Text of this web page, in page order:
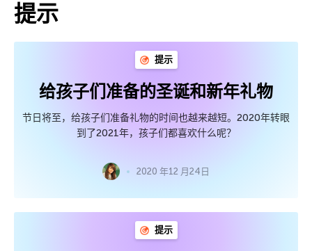
提示
提示
给孩子们准备的圣诞和新年礼物
节日将至，给孩子们准备礼物的时间也越来越短。2020年转眼
到了2021年，孩子们都喜欢什么呢？
2020 年12 月24日
提示